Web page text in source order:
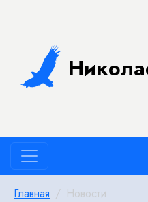
Главная Новости